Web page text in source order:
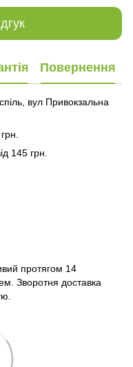
Повернення
вул Привокзальна
145 грн.
протягом 14
Зворотня доставка